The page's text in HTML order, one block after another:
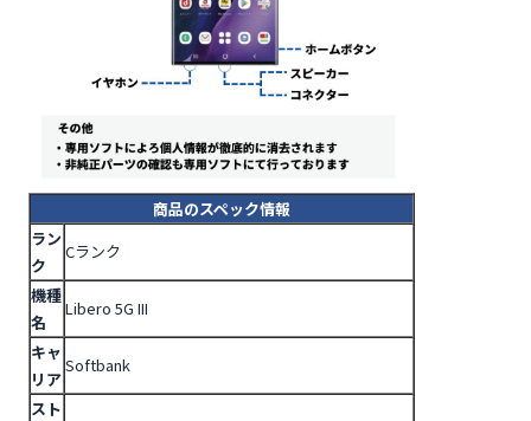
商品のスペック情報
ラン
ク
Cランク
機種
名
Libero 5G III
キャ
リア
Softbank
スト